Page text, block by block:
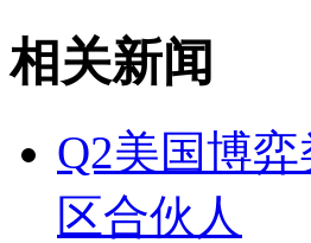
相关新闻
Q2美国博
区合伙人